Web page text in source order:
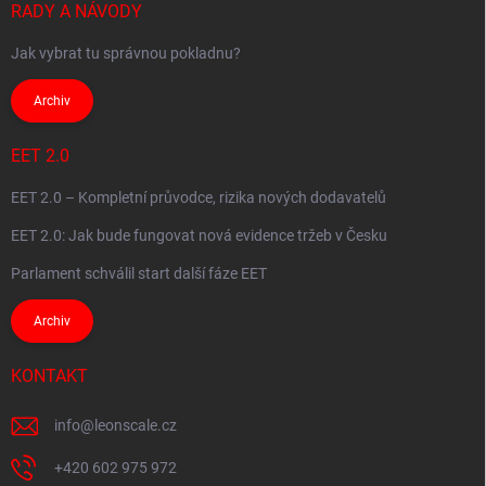
RADY A NÁVODY
Jak vybrat tu správnou pokladnu?
Archiv
EET 2.0
EET 2.0 – Kompletní průvodce, rizika nových dodavatelů
EET 2.0: Jak bude fungovat nová evidence tržeb v Česku
Parlament schválil start další fáze EET
Archiv
KONTAKT
info@ leonscale.cz
+420 602 975 972